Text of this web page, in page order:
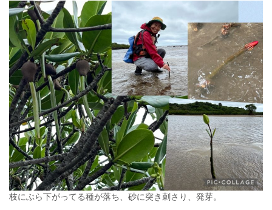
枝にぶら下がってる種が落ち、砂に突き刺さり、発芽。